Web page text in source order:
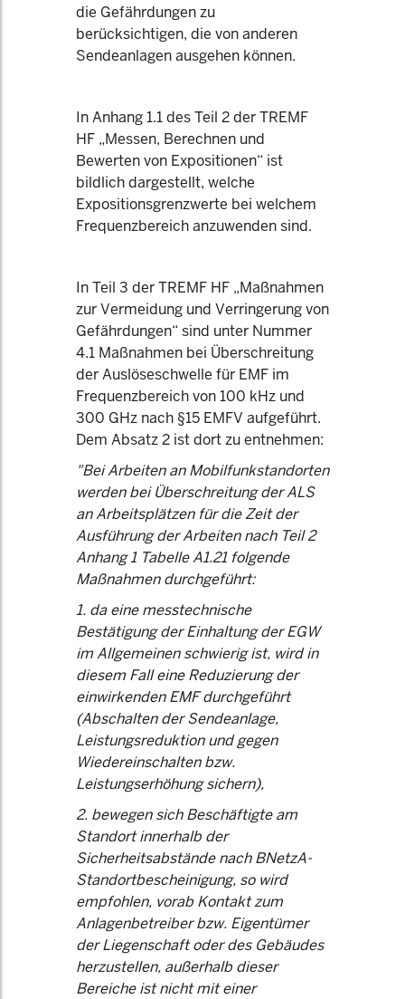
die Gefährdungen zu
berücksichtigen, die von anderen
Sendeanlagen ausgehen können.
In Anhang 1.1 des Teil 2 der TREMF
HF „Messen, Berechnen und
Bewerten von Expositionen“ ist
bildlich dargestellt, welche
Expositionsgrenzwerte bei welchem
Frequenzbereich anzuwenden sind.
In Teil 3 der TREMF HF „Maßnahmen
zur Vermeidung und Verringerung von
Gefährdungen“ sind unter Nummer
4.1 Maßnahmen bei Überschreitung
der Auslöseschwelle für EMF im
Frequenzbereich von 100 kHz und
300 GHz nach §15 EMFV aufgeführt.
Dem Absatz 2 ist dort zu entnehmen:
"Bei Arbeiten an Mobilfunkstandorten
werden bei Überschreitung der ALS
an Arbeitsplätzen für die Zeit der
Ausführung der Arbeiten nach Teil 2
Anhang 1 Tabelle A1.21 folgende
Maßnahmen durchgeführt:
1. da eine messtechnische
Bestätigung der Einhaltung der EGW
im Allgemeinen schwierig ist, wird in
diesem Fall eine Reduzierung der
einwirkenden EMF durchgeführt
(Abschalten der Sendeanlage,
Leistungsreduktion und gegen
Wiedereinschalten bzw.
Leistungserhöhung sichern),
2. bewegen sich Beschäftigte am
Standort innerhalb der
Sicherheitsabstände nach BNetzA-
Standortbescheinigung, so wird
empfohlen, vorab Kontakt zum
Anlagenbetreiber bzw. Eigentümer
der Liegenschaft oder des Gebäudes
herzustellen, außerhalb dieser
Bereiche ist nicht mit einer